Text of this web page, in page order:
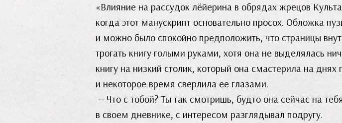
«Влияние на рассудок лёйерина в обрядах жрецов
когда этот манускрипт основательно просох. Обложка
и можно было спокойно предположить, что страницы
трогать книгу голыми руками, хотя она не выделялась
книгу на низкий столик, который она смастерила на
и некоторое время сверлила ее глазами.
— Что с тобой? Ты так смотришь, будто она сейчас на
в своем дневнике, с интересом разглядывал подругу.